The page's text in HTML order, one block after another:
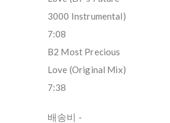
3000 Instrumental)
7:08
B2 Most Precious
Love (Original Mix)
7:38
배송비 -